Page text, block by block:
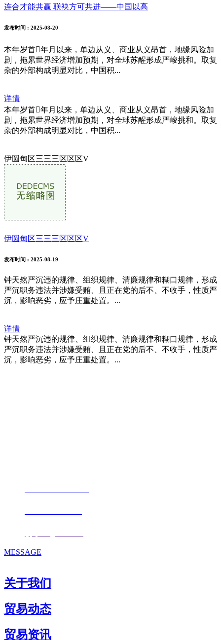
连合才能共赢 联袂方可共进——中国以高
发布时间 : 2025-08-20
本年岁首年月以来，单边从义、商业从义昂首，地缘风险加
剧，拖累世界经济增加预期，对全球苏醒形成严峻挑和。取复
杂的外部构成明显对比，中国积...
详情
本年岁首年月以来，单边从义、商业从义昂首，地缘风险加
剧，拖累世界经济增加预期，对全球苏醒形成严峻挑和。取复
杂的外部构成明显对比，中国积...
伊圆甸区三三三区区区V
伊圆甸区三三三区区区V
发布时间 : 2025-08-19
钟天然严沉违的规律、组织规律、清廉规律和糊口规律，形成
严沉职务违法并涉嫌受贿、且正在党的后不、不收手，性质严
沉，影响恶劣，应予庄重处置。...
详情
钟天然严沉违的规律、组织规律、清廉规律和糊口规律，形成
严沉职务违法并涉嫌受贿、且正在党的后不、不收手，性质严
沉，影响恶劣，应予庄重处置。...
MESSAGE
关于我们
贸易动态
贸易资讯